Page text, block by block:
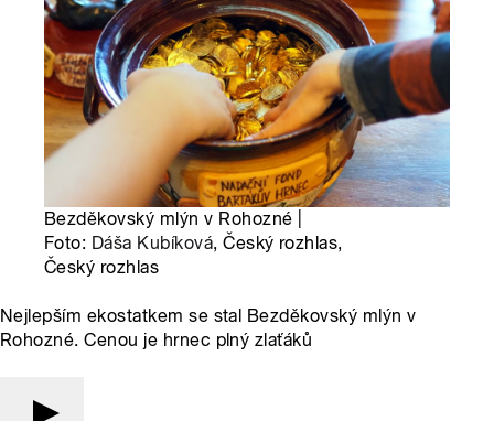
Bezděkovský mlýn v Rohozné |
Foto: Dáša Kubíková, Český rozhlas,
Český rozhlas
Nejlepším ekostatkem se stal Bezděkovský mlýn v
Rohozné. Cenou je hrnec plný zlaťáků